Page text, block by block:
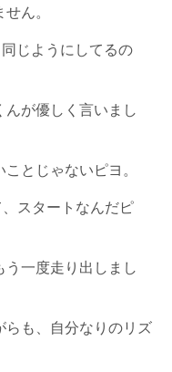
ん。
じようにしてるの
が優しく言いまし
とじゃないピヨ。
スタートなんだピ
一度走り出しまし
も、自分なりのリズ